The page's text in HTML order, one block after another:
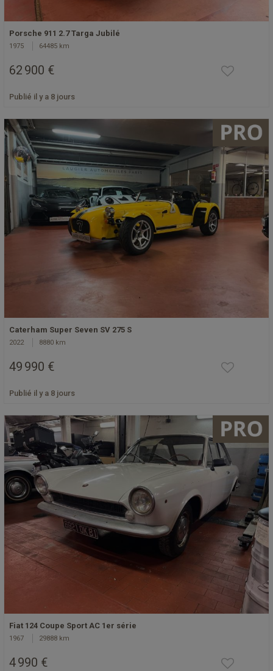
Porsche 911 2.7 Targa Jubilé
1975 64485 km
62 900 €
Publié il y a 8 jours
Caterham Super Seven SV 275 S
2022 8880 km
49 990 €
Publié il y a 8 jours
Fiat 124 Coupe Sport AC 1er série
1967 29888 km
4 990 €